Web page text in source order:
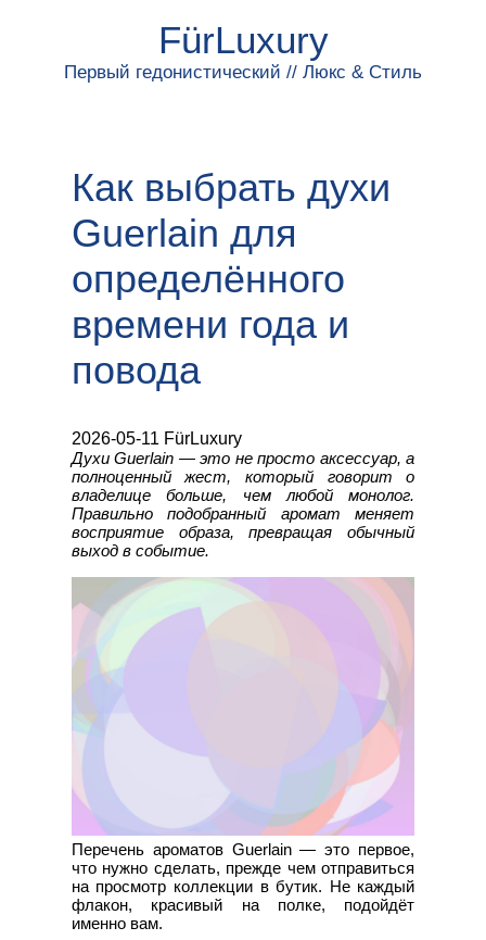
FürLuxury
Первый гедонистический // Люкс & Стиль
Как выбрать духи
Guerlain для
определённого
времени года и
повода
2026-05-11 FürLuxury
Духи Guerlain — это не просто аксессуар, а
полноценный жест, который говорит о
владелице больше, чем любой монолог.
Правильно подобранный аромат меняет
восприятие образа, превращая обычный
выход в событие.
Перечень ароматов Guerlain — это первое,
что нужно сделать, прежде чем отправиться
на просмотр коллекции в бутик. Не каждый
флакон, красивый на полке, подойдёт
именно вам.